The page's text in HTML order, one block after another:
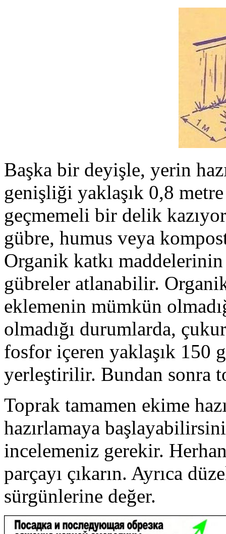
Başka bir deyişle, yerin
genişliği yaklaşık 0,8
geçmemeli bir delik
gübre, humus veya
Organik katkı
gübreler atlanabilir.
eklemenin mümkün
olmadığı durumlarda,
fosfor içeren yaklaşık 150
yerleştirilir. Bundan sonra
Toprak tamamen ekime
hazırlamaya
incelemeniz gerekir.
parçayı çıkarın. Ayrıca
sürgünlerine değer.